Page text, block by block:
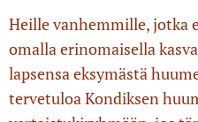
Heille vanhemmille, jotka
omalla erinomaisella
lapsensa eksymästä
tervetuloa Kondiksen